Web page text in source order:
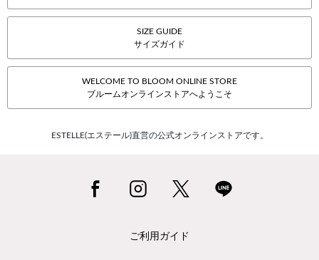
SIZE GUIDE
サイズガイド
WELCOME TO BLOOM ONLINE STORE
ブルームオンラインストアへようこそ
ESTELLE(エステール)直営の公式オンラインストアです。
ご利用ガイド